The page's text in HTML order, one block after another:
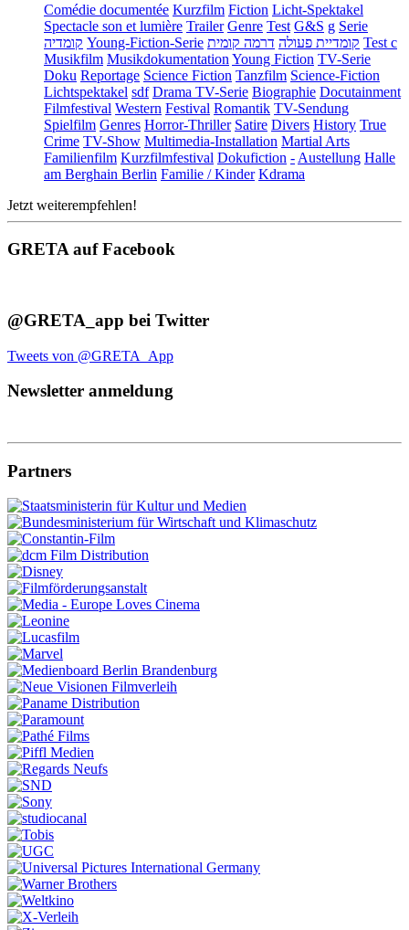
Comédie documentée Kurzfilm Fiction Licht-Spektakel
Spectacle son et lumière Trailer Genre Test G&S g Serie
קומדיה Young-Fiction-Serie קומדיית פעולה דרמה קומית
Test c
Musikfilm Musikdokumentation Young Fiction TV-Serie
Doku Reportage Science Fiction Tanzfilm Science-Fiction
Lichtspektakel sdf Drama TV-Serie Biographie Docutainment
Filmfestival Western Festival Romantik TV-Sendung
Spielfilm Genres Horror-Thriller Satire Divers History True
Crime TV-Show Multimedia-Installation Martial Arts
Familienfilm Kurzfilmfestival Dokufiction - Austellung Halle
am Berghain Berlin Familie / Kinder Kdrama
Jetzt weiterempfehlen!
GRETA auf Facebook
@GRETA_app bei Twitter
Tweets von @GRETA_App
Newsletter anmeldung
Partners